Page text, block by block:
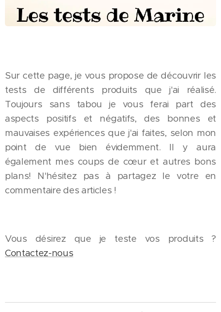
Sur cette page, je vous propose de découvrir les
tests de différents produits que j'ai réalisé.
Toujours sans tabou je vous ferai part des
aspects positifs et négatifs, des bonnes et
mauvaises expériences que j'ai faites, selon mon
point de vue bien évidemment. Il y aura
également mes coups de cœur et autres bons
plans! N'hésitez pas à partagez le votre en
commentaire des articles !
Vous désirez que je teste vos produits ?
Contactez-nous